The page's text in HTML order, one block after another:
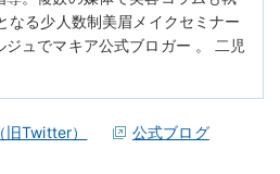
なる少人数制美眉メイクセミナー
ュでマキア公式ブロガー 。 二児
旧Twitter） 公式ブログ